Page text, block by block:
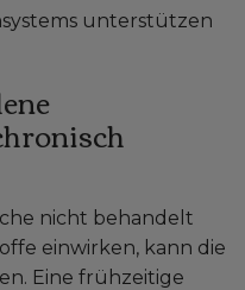
unterstützen
nicht behandelt
einwirken, kann die
Eine frühzeitige